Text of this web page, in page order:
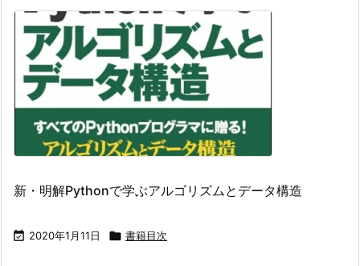
新・明解Pythonで学ぶアルゴリズムとデータ構造
 2020年1月11日  書籍目次